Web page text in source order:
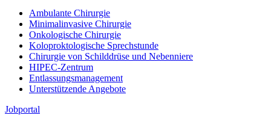
Ambulante Chirurgie
Minimalinvasive Chirurgie
Onkologische Chirurgie
Koloproktologische Sprechstunde
Chirurgie von Schilddrüse und Nebenniere
HIPEC-Zentrum
Entlassungsmanagement
Unterstützende Angebote
Jobportal